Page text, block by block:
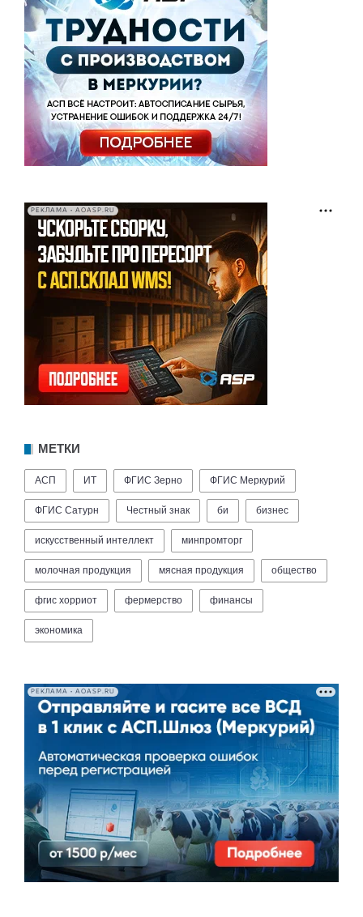
РЕКЛАМА • AOASP.RU
МЕТКИ
АСП ИТ ФГИС Зерно ФГИС Меркурий
ФГИС Сатурн Честный знак би бизнес
искусственный интеллект минпромторг
молочная продукция мясная продукция общество
фгис хорриот фермерство финансы
экономика
РЕКЛАМА • AOASP.RU